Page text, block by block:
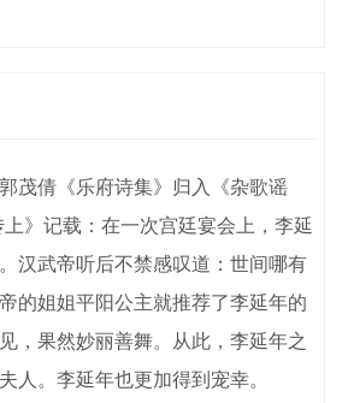
倩《乐府诗集》归入《杂歌谣
上》记载：在一次宫廷宴会上，李延
汉武帝听后不禁感叹道：世间哪有
的姐姐平阳公主就推荐了李延年的
，果然妙丽善舞。从此，李延年之
人。李延年也更加得到宠幸。